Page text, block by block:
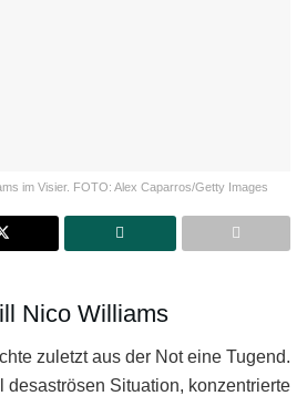
im Visier. FOTO: Alex Caparros/Getty Images
Nico Williams
zuletzt aus der Not eine Tugend.
desaströsen Situation, konzentrierte